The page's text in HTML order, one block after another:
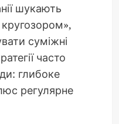
шукають
кругозором»,
суміжні
часто
глибоке
регулярне